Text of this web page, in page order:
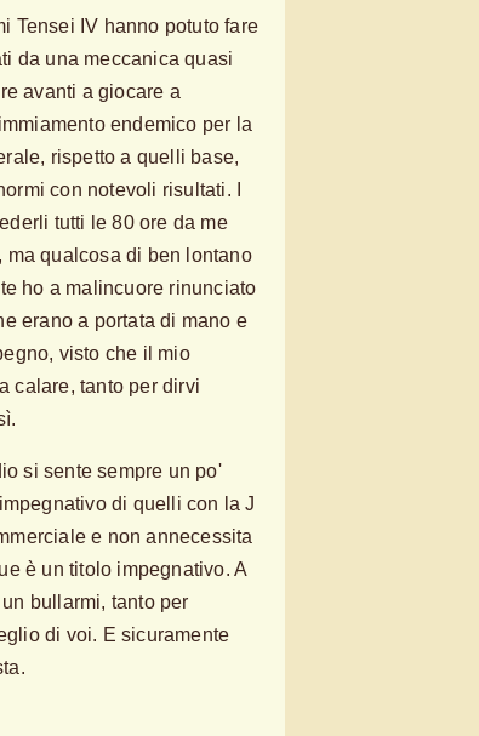
Tensei IV hanno potuto fare
da una meccanica quasi
avanti a giocare a
endemico per la
rispetto a quelli base,
con notevoli risultati. I
tutti le 80 ore da me
qualcosa di ben lontano
ho a malincuore rinunciato
erano a portata di mano e
visto che il mio
calare, tanto per dirvi
si sente sempre un po'
di quelli con la J
e non annecessita
è un titolo impegnativo. A
bullarmi, tanto per
di voi. E sicuramente